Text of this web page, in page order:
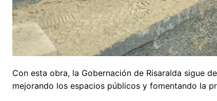
Con esta obra, la Gobernación de Risaralda sigue
mejorando los espacios públicos y fomentando la